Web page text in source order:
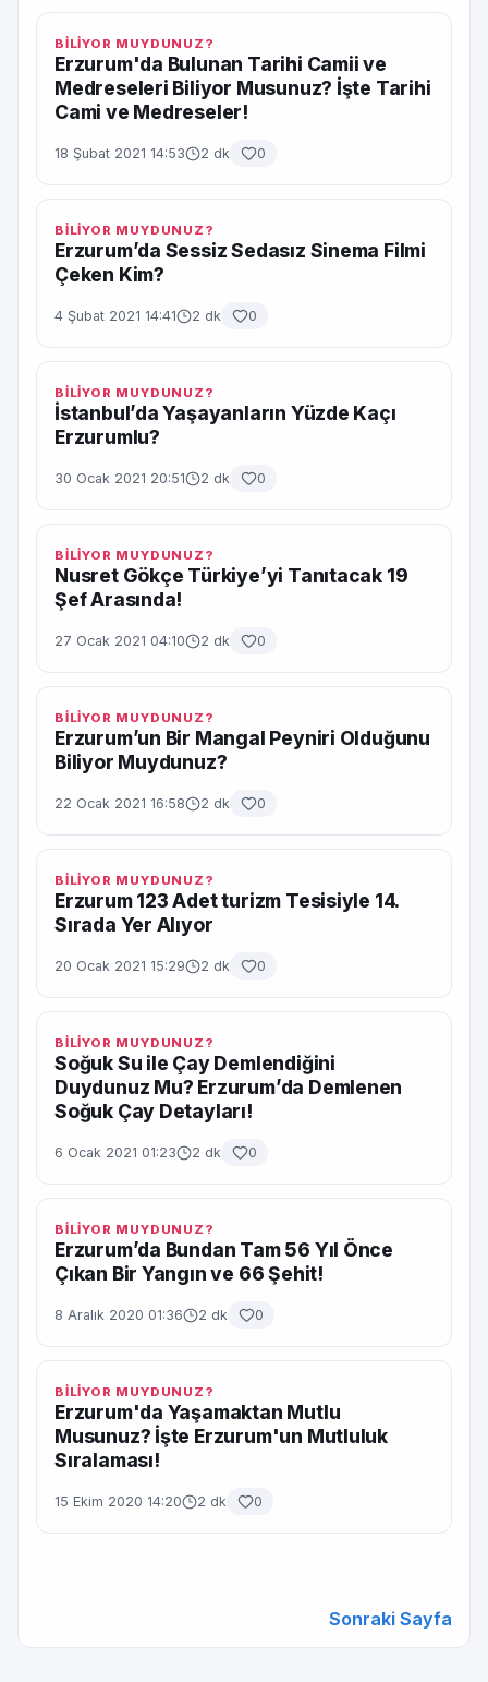
BİLİYOR MUYDUNUZ?
Erzurum'da Bulunan Tarihi Camii ve
Medreseleri Biliyor Musunuz? İşte Tarihi
Cami ve Medreseler!
18 Şubat 2021 14:53 2 dk 0
BİLİYOR MUYDUNUZ?
Erzurum’da Sessiz Sedasız Sinema Filmi
Çeken Kim?
4 Şubat 2021 14:41 2 dk 0
BİLİYOR MUYDUNUZ?
İstanbul’da Yaşayanların Yüzde Kaçı
Erzurumlu?
30 Ocak 2021 20:51 2 dk 0
BİLİYOR MUYDUNUZ?
Nusret Gökçe Türkiye’yi Tanıtacak 19
Şef Arasında!
27 Ocak 2021 04:10 2 dk 0
BİLİYOR MUYDUNUZ?
Erzurum’un Bir Mangal Peyniri Olduğunu
Biliyor Muydunuz?
22 Ocak 2021 16:58 2 dk 0
BİLİYOR MUYDUNUZ?
Erzurum 123 Adet turizm Tesisiyle 14.
Sırada Yer Alıyor
20 Ocak 2021 15:29 2 dk 0
BİLİYOR MUYDUNUZ?
Soğuk Su ile Çay Demlendiğini
Duydunuz Mu? Erzurum’da Demlenen
Soğuk Çay Detayları!
6 Ocak 2021 01:23 2 dk 0
BİLİYOR MUYDUNUZ?
Erzurum’da Bundan Tam 56 Yıl Önce
Çıkan Bir Yangın ve 66 Şehit!
8 Aralık 2020 01:36 2 dk 0
BİLİYOR MUYDUNUZ?
Erzurum'da Yaşamaktan Mutlu
Musunuz? İşte Erzurum'un Mutluluk
Sıralaması!
15 Ekim 2020 14:20 2 dk 0
Sonraki Sayfa